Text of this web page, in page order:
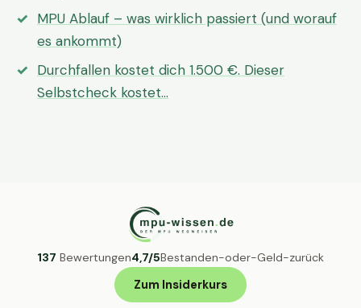
MPU Ablauf – was wirklich passiert (und worauf
es ankommt)
Durchfallen kostet dich 1.500 €. Dieser
Selbstcheck kostet…
137 Bewertungen4,7/5Bestanden-oder-Geld-zurück
Zum Insiderkurs